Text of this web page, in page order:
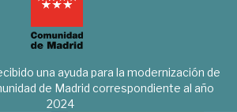
una ayuda para la modernización de
de Madrid correspondiente al año
2024